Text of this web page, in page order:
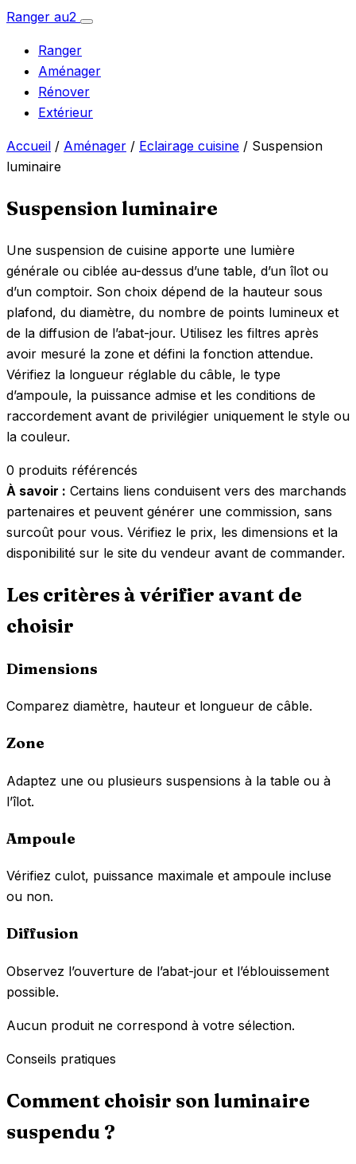
Aller
contenu
Ranger au2
Ouvrir
Ranger
Aménager
Rénover
Extérieur
Accueil / Aménager / Eclairage cuisine / Suspension
luminaire
Suspension luminaire
Une suspension de cuisine apporte une lumière
générale ou ciblée au-dessus d’une table, d’un îlot ou
d’un comptoir. Son choix dépend de la hauteur sous
plafond, du diamètre, du nombre de points lumineux et
de la diffusion de l’abat-jour. Utilisez les filtres après
avoir mesuré la zone et défini la fonction attendue.
Vérifiez la longueur réglable du câble, le type
d’ampoule, la puissance admise et les conditions de
raccordement avant de privilégier uniquement le style ou
la couleur.
0 produits référencés
À savoir : Certains liens conduisent vers des marchands
partenaires et peuvent générer une commission, sans
surcoût pour vous. Vérifiez le prix, les dimensions et la
disponibilité sur le site du vendeur avant de commander.
Les critères à vérifier avant de
choisir
Dimensions
Comparez diamètre, hauteur et longueur de câble.
Zone
Adaptez une ou plusieurs suspensions à la table ou à
l’îlot.
Ampoule
Vérifiez culot, puissance maximale et ampoule incluse
ou non.
Diffusion
Observez l’ouverture de l’abat-jour et l’éblouissement
possible.
Aucun produit ne correspond à votre sélection.
Conseils pratiques
Comment choisir son luminaire
suspendu ?